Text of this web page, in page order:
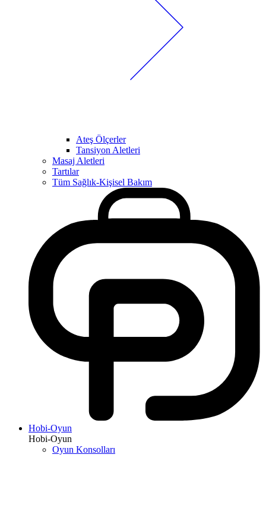
Ateş Ölçerler
Tansiyon Aletleri
Masaj Aletleri
Tartılar
Tüm Sağlık-Kişisel Bakım
Hobi-Oyun
Hobi-Oyun
Oyun Konsolları